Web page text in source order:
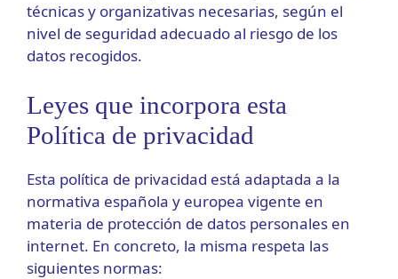
técnicas y organizativas necesarias, según el
nivel de seguridad adecuado al riesgo de los
datos recogidos.
Leyes que incorpora esta
Política de privacidad
Esta política de privacidad está adaptada a la
normativa española y europea vigente en
materia de protección de datos personales en
internet. En concreto, la misma respeta las
siguientes normas: